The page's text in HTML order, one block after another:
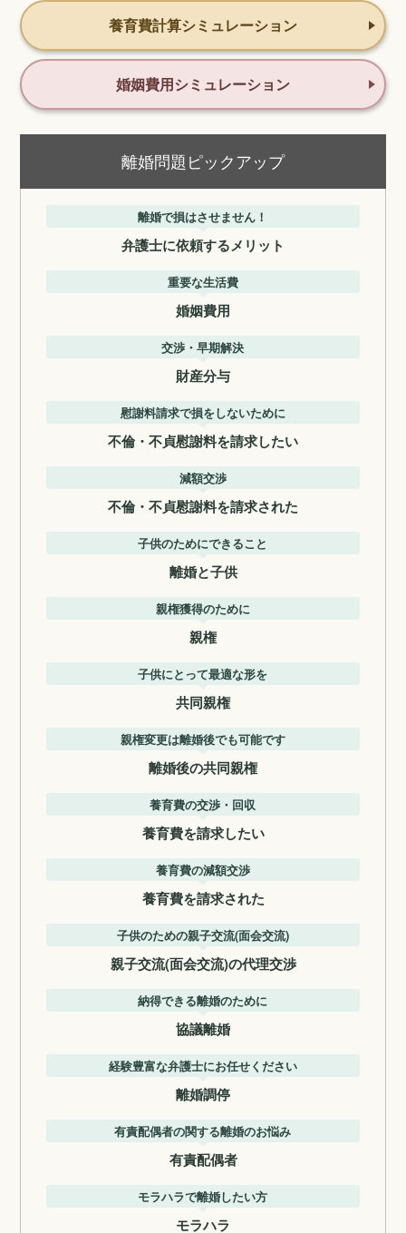
養育費計算シミュレーション
婚姻費用シミュレーション
離婚問題ピックアップ
離婚で損はさせません！
弁護士に依頼するメリット
重要な生活費
婚姻費用
交渉・早期解決
財産分与
慰謝料請求で損をしないために
不倫・不貞慰謝料を請求したい
減額交渉
不倫・不貞慰謝料を請求された
子供のためにできること
離婚と子供
親権獲得のために
親権
子供にとって最適な形を
共同親権
親権変更は離婚後でも可能です
離婚後の共同親権
養育費の交渉・回収
養育費を請求したい
養育費の減額交渉
養育費を請求された
子供のための親子交流(面会交流)
親子交流(面会交流)の代理交渉
納得できる離婚のために
協議離婚
経験豊富な弁護士にお任せください
離婚調停
有責配偶者の関する離婚のお悩み
有責配偶者
モラハラで離婚したい方
モラハラ